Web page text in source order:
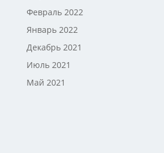
Февраль 2022
Январь 2022
Декабрь 2021
Июль 2021
Май 2021